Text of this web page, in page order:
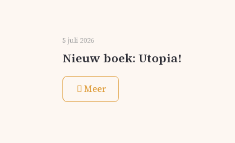
5 juli 2026
Nieuw boek: Utopia!
Meer